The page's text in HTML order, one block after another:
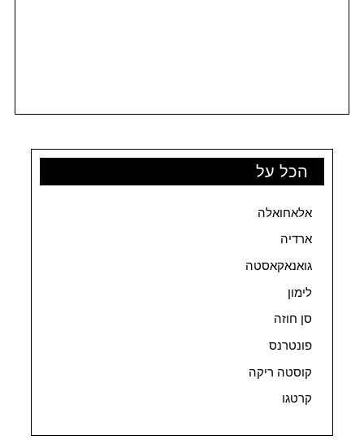
הכל על
אלאחואלה
ארדיה
גואנאקאסטה
לימון
סן חוזה
פונטרנס
קוסטה ריקה
קרטגו